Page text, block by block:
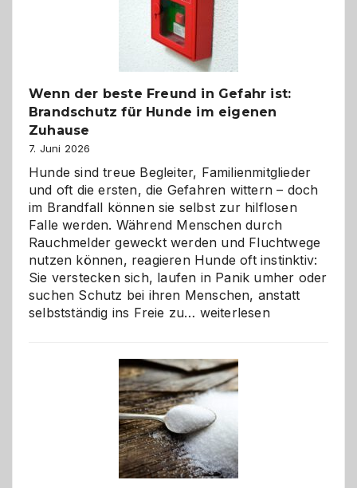
herzlich
gestalten
Wenn der beste Freund in Gefahr ist:
Brandschutz für Hunde im eigenen
Zuhause
7. Juni 2026
Hunde sind treue Begleiter, Familienmitglieder
und oft die ersten, die Gefahren wittern – doch
im Brandfall können sie selbst zur hilflosen
Falle werden. Während Menschen durch
Rauchmelder geweckt werden und Fluchtwege
nutzen können, reagieren Hunde oft instinktiv:
Sie verstecken sich, laufen in Panik umher oder
suchen Schutz bei ihren Menschen, anstatt
selbstständig ins Freie zu… Wenn
Freund
in
Gefahr
ist:
Brandschutz
für
Hunde
weiterlesen